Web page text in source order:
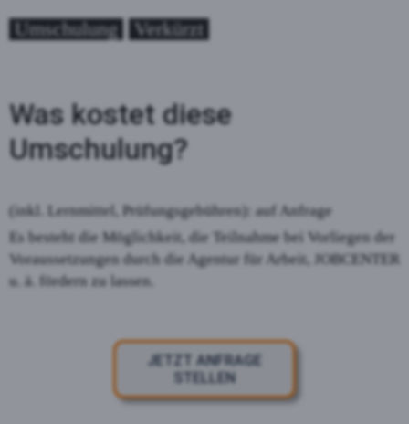
Umschulung Verkürzt
Was kostet diese
Umschulung?
(inkl. Lernmittel, Prüfungsgebühren): auf Anfrage
Es besteht die Möglichkeit, die Teilnahme bei Vorliegen der
Voraussetzungen durch die Agentur für Arbeit, JOBCENTER
u. ä. fördern zu lassen.
JETZT ANFRAGE
STELLEN